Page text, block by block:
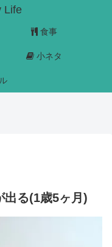
Life
食事
小ネタ
出る(1歳5ヶ月)